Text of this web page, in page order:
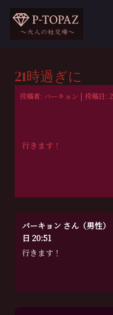
21時過ぎに
投稿者: バーキョン | 投稿日:
行きます！
バーキョン さん（男性
日 20:51
行きます！